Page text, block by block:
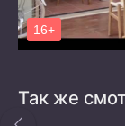
Так же